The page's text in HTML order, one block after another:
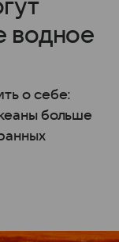
водное
о себе:
больше